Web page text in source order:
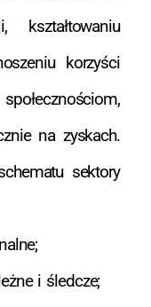
kształtowaniu
korzyści
na zyskach.
sektory
i śledcze;